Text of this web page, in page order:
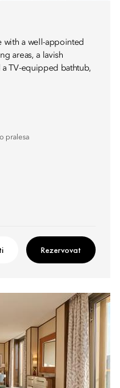
with a well-appointed
areas, a lavish
TV-equipped bathtub,
pralesa
Rezervovat